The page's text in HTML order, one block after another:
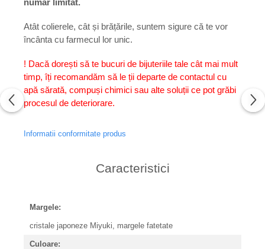
număr limitat.
Atât colierele, cât și brățările, suntem sigure că te vor
încânta cu farmecul lor unic.
! Dacă dorești să te bucuri de bijuteriile tale cât mai mult
timp, îți recomandăm să le ții departe de contactul cu
apă sărată, compuși chimici sau alte soluții ce pot grăbi
procesul de deteriorare.
Informatii conformitate produs
Caracteristici
Margele:
cristale japoneze Miyuki, margele fatetate
Culoare: